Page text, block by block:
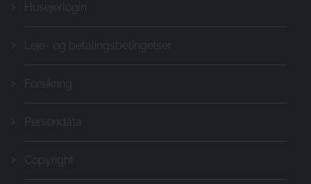
Husejerlogin
Leje- og betalingsbetingelser
Forsikring
Persondata
Copyright